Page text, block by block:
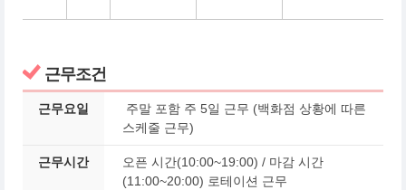
근무조건
근무요일
주말 포함 주 5일 근무 (백화점 상황에 따른
스케줄 근무)
근무시간
오픈 시간(10:00~19:00) / 마감 시간
(11:00~20:00) 로테이션 근무